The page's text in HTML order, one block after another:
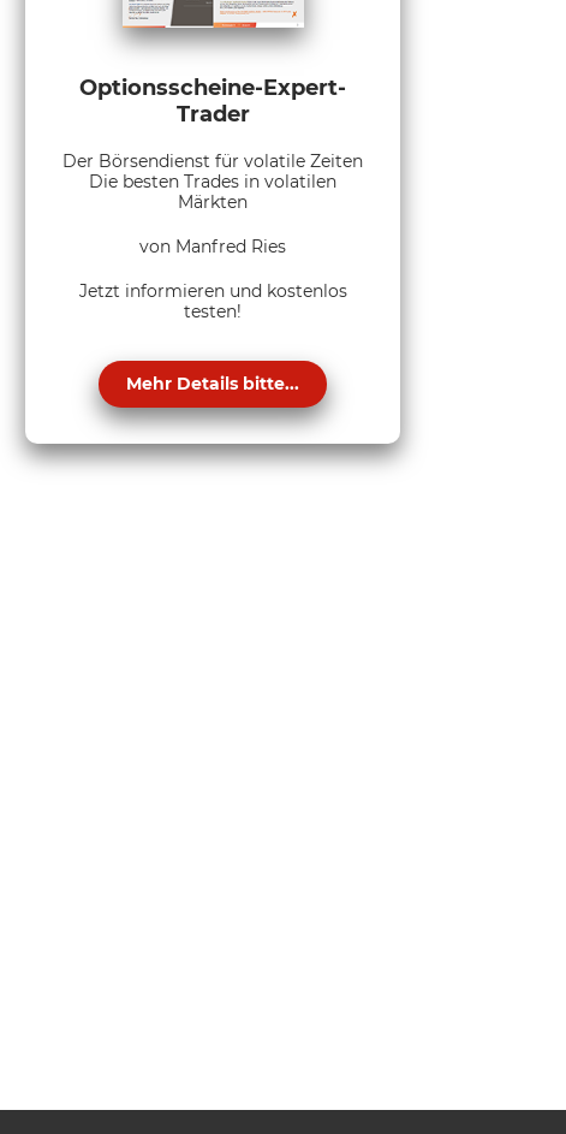
Optionsscheine-Expert-
Trader
Der Börsendienst für volatile Zeiten
Die besten Trades in volatilen
Märkten
von Manfred Ries
Jetzt informieren und kostenlos
testen!
Mehr Details bitte...